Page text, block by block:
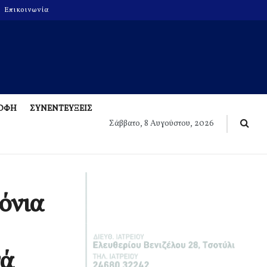
Επικοινωνία
ΣΥΝΕΝΤΕΥΞΕΙΣ
Σάββατο, 8 Αυγούστου, 2026